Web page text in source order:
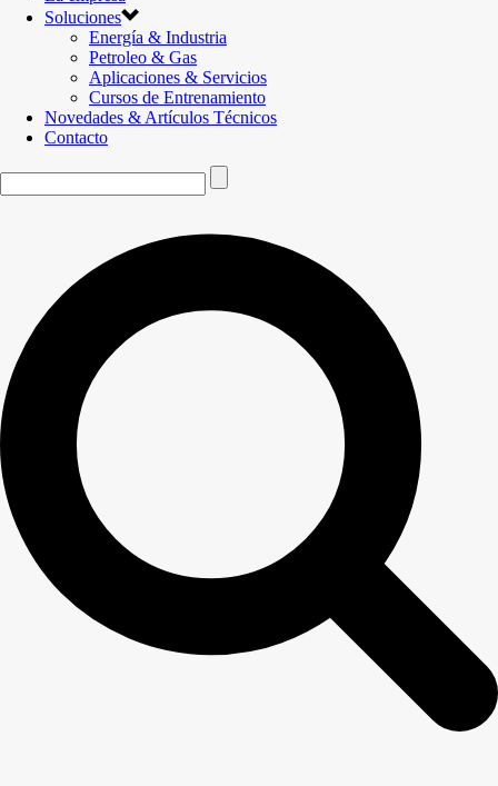
Soluciones
Energía & Industria
Petroleo & Gas
Aplicaciones & Servicios
Cursos de Entrenamiento
Novedades & Artículos Técnicos
Contacto